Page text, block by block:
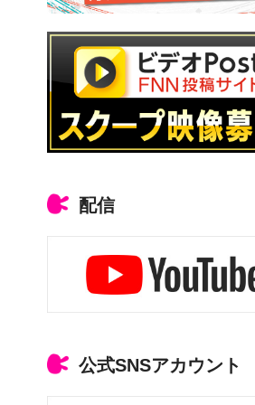
配信
公式SNSアカウント